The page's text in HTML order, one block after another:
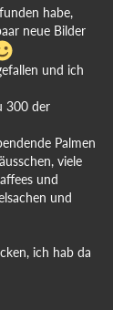
habe,
neue Bilder
und ich
300 der
Palmen
viele
und
und
ich hab da